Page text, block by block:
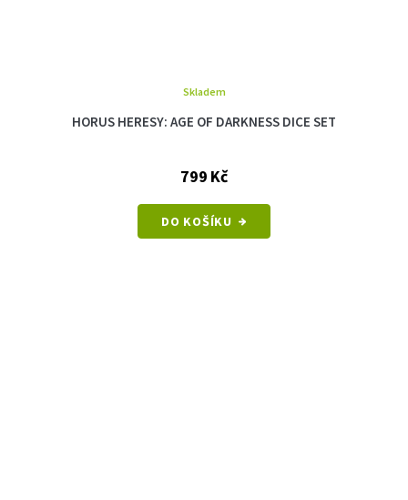
HORUS HERESY: AGE OF DARKNESS DICE SET
Skladem
799 Kč
DO KOŠÍKU